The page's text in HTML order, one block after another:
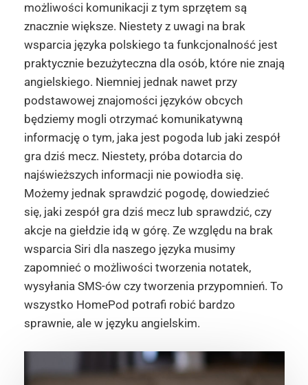
możliwości komunikacji z tym sprzętem są
znacznie większe. Niestety z uwagi na brak
wsparcia języka polskiego ta funkcjonalność jest
praktycznie bezużyteczna dla osób, które nie znają
angielskiego. Niemniej jednak nawet przy
podstawowej znajomości języków obcych
będziemy mogli otrzymać komunikatywną
informację o tym, jaka jest pogoda lub jaki zespół
gra dziś mecz. Niestety, próba dotarcia do
najświeższych informacji nie powiodła się.
Możemy jednak sprawdzić pogodę, dowiedzieć
się, jaki zespół gra dziś mecz lub sprawdzić, czy
akcje na giełdzie idą w górę. Ze względu na brak
wsparcia Siri dla naszego języka musimy
zapomnieć o możliwości tworzenia notatek,
wysyłania SMS-ów czy tworzenia przypomnień. To
wszystko HomePod potrafi robić bardzo
sprawnie, ale w języku angielskim.